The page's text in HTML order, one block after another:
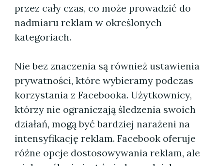
przez cały czas, co może prowadzić do
nadmiaru reklam w określonych
kategoriach.
Nie bez znaczenia są również ustawienia
prywatności, które wybieramy podczas
korzystania z Facebooka. Użytkownicy,
którzy nie ograniczają śledzenia swoich
działań, mogą być bardziej narażeni na
intensyfikację reklam. Facebook oferuje
różne opcje dostosowywania reklam, ale